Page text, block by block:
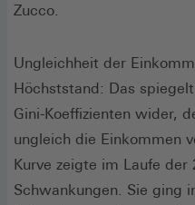
Zucco.
Ungleichheit der
Höchststand: Das
Gini-Koeffizienten wider,
ungleich die Einkommen
Kurve zeigte im Laufe der
Schwankungen. Sie ging